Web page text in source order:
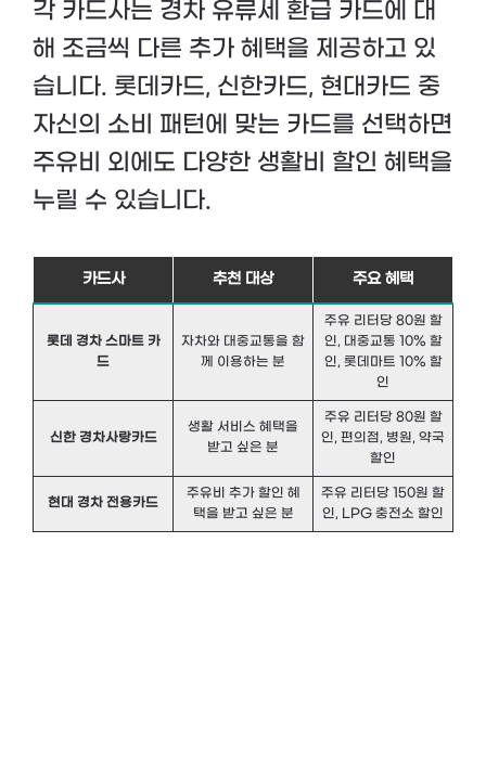
각 카드사는 경차 유류세 환급 카드에 대
해 조금씩 다른 추가 혜택을 제공하고 있
습니다. 롯데카드, 신한카드, 현대카드 중
자신의 소비 패턴에 맞는 카드를 선택하면
주유비 외에도 다양한 생활비 할인 혜택을
누릴 수 있습니다.
카드사 추천 대상 주요 혜택
롯데 경차 스마트 카
드
자차와 대중교통을 함
께 이용하는 분
주유 리터당 80원 할
인, 대중교통 10% 할
인, 롯데마트 10% 할
인
신한 경차사랑카드
생활 서비스 혜택을
받고 싶은 분
주유 리터당 80원 할
인, 편의점, 병원, 약국
할인
현대 경차 전용카드
주유비 추가 할인 혜
택을 받고 싶은 분
주유 리터당 150원 할
인, LPG 충전소 할인